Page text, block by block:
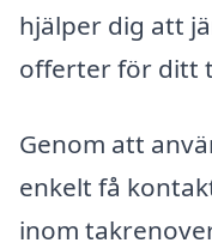
hjälper dig att
offerter för ditt
Genom att
enkelt få
inom